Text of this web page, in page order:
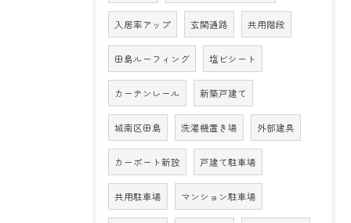
入居率アップ 玄関通路 共用階段
田島ルーフィング 塩ビシート
カーテンレール 新築戸建て
城南区田島 洗濯機置き場 外部建具
カーポート新設 戸建て駐車場
共用駐車場 マンション駐車場